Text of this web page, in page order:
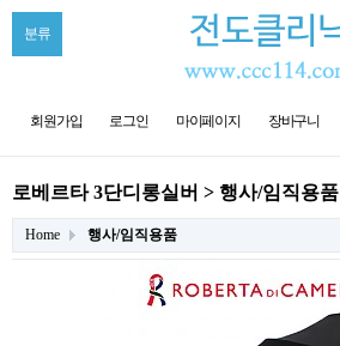
분류
회원가입 로그인 마이페이지 장바구니
로베르타 3단디롱실버 > 행사/임직용품
Home 행사/임직용품